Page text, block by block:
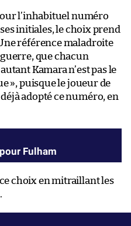
l’inhabituel numéro
initiales, le choix prend
référence maladroite
que chacun
Kamara n’est pas le
», puisque le joueur de
adopté ce numéro, en
Fulham
choix en mitraillant les